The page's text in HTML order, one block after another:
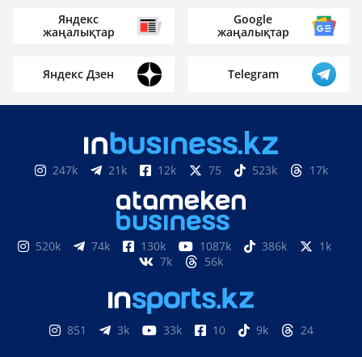
Яндекс
жаңалықтар
Google
жаңалықтар
Яндекс Дзен Telegram
247k 21k 12k 75 523k 17k
520k 74k 130k 1087k 386k
1k
7k
56k
851 3k 33k 10 9k 24